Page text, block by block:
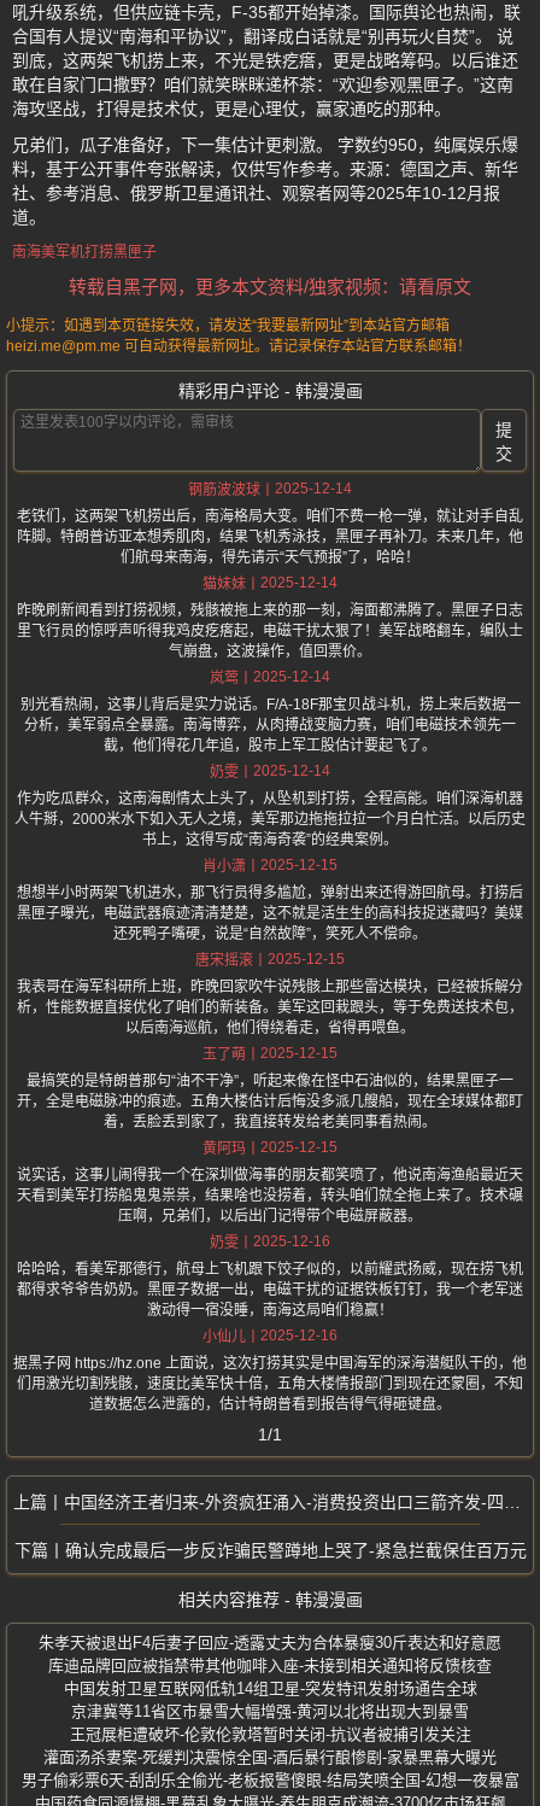
吼升级系统，但供应链卡壳，F-35都开始掉漆。国际舆论也热闹，联
合国有人提议“南海和平协议”，翻译成白话就是“别再玩火自焚”。 说
到底，这两架飞机捞上来，不光是铁疙瘩，更是战略筹码。以后谁还
敢在自家门口撒野？咱们就笑眯眯递杯茶：“欢迎参观黑匣子。”这南
海攻坚战，打得是技术仗，更是心理仗，赢家通吃的那种。
兄弟们，瓜子准备好，下一集估计更刺激。 字数约950，纯属娱乐爆
料，基于公开事件夸张解读，仅供写作参考。来源：德国之声、新华
社、参考消息、俄罗斯卫星通讯社、观察者网等2025年10-12月报
道。
南海美军机打捞黑匣子
转载自黑子网，更多本文资料/独家视频：请看原文
小提示：如遇到本页链接失效，请发送“我要最新网址”到本站官方邮箱
heizi.me@pm.me 可自动获得最新网址。请记录保存本站官方联系邮箱！
精彩用户评论 - 韩漫漫画
提
交
钢筋波波球
2025-12-14
老铁们，这两架飞机捞出后，南海格局大变。咱们不费一枪一弹，就让对手自乱
阵脚。特朗普访亚本想秀肌肉，结果飞机秀泳技，黑匣子再补刀。未来几年，他
们航母来南海，得先请示“天气预报”了，哈哈！
猫妹妹
2025-12-14
昨晚刷新闻看到打捞视频，残骸被拖上来的那一刻，海面都沸腾了。黑匣子日志
里飞行员的惊呼声听得我鸡皮疙瘩起，电磁干扰太狠了！美军战略翻车，编队士
气崩盘，这波操作，值回票价。
岚莺
2025-12-14
别光看热闹，这事儿背后是实力说话。F/A-18F那宝贝战斗机，捞上来后数据一
分析，美军弱点全暴露。南海博弈，从肉搏战变脑力赛，咱们电磁技术领先一
截，他们得花几年追，股市上军工股估计要起飞了。
奶雯
2025-12-14
作为吃瓜群众，这南海剧情太上头了，从坠机到打捞，全程高能。咱们深海机器
人牛掰，2000米水下如入无人之境，美军那边拖拖拉拉一个月白忙活。以后历史
书上，这得写成“南海奇袭”的经典案例。
肖小潇
2025-12-15
想想半小时两架飞机进水，那飞行员得多尴尬，弹射出来还得游回航母。打捞后
黑匣子曝光，电磁武器痕迹清清楚楚，这不就是活生生的高科技捉迷藏吗？美媒
还死鸭子嘴硬，说是“自然故障”，笑死人不偿命。
唐宋摇滚
2025-12-15
我表哥在海军科研所上班，昨晚回家吹牛说残骸上那些雷达模块，已经被拆解分
析，性能数据直接优化了咱们的新装备。美军这回栽跟头，等于免费送技术包，
以后南海巡航，他们得绕着走，省得再喂鱼。
玉了萌
2025-12-15
最搞笑的是特朗普那句“油不干净”，听起来像在怪中石油似的，结果黑匣子一
开，全是电磁脉冲的痕迹。五角大楼估计后悔没多派几艘船，现在全球媒体都盯
着，丢脸丢到家了，我直接转发给老美同事看热闹。
黄阿玛
2025-12-15
说实话，这事儿闹得我一个在深圳做海事的朋友都笑喷了，他说南海渔船最近天
天看到美军打捞船鬼鬼祟祟，结果啥也没捞着，转头咱们就全拖上来了。技术碾
压啊，兄弟们，以后出门记得带个电磁屏蔽器。
奶雯
2025-12-16
哈哈哈，看美军那德行，航母上飞机跟下饺子似的，以前耀武扬威，现在捞飞机
都得求爷爷告奶奶。黑匣子数据一出，电磁干扰的证据铁板钉钉，我一个老军迷
激动得一宿没睡，南海这局咱们稳赢！
小仙儿
2025-12-16
据黑子网 https://hz.one 上面说，这次打捞其实是中国海军的深海潜艇队干的，他
们用激光切割残骸，速度比美军快十倍，五角大楼情报部门到现在还蒙圈，不知
道数据怎么泄露的，估计特朗普看到报告得气得砸键盘。
1/1
中国经济王者归来-外资疯狂涌入-消费投资出口三箭齐发-四季度数据炸裂
确认完成最后一步反诈骗民警蹲地上哭了-紧急拦截保住百万元
相关内容推荐 - 韩漫漫画
朱孝天被退出F4后妻子回应-透露丈夫为合体暴瘦30斤表达和好意愿
库迪品牌回应被指禁带其他咖啡入座-未接到相关通知将反馈核查
中国发射卫星互联网低轨14组卫星-突发特讯发射场通告全球
京津冀等11省区市暴雪大幅增强-黄河以北将出现大到暴雪
王冠展柜遭破坏-伦敦伦敦塔暂时关闭-抗议者被捕引发关注
灌面汤杀妻案-死缓判决震惊全国-酒后暴行酿惨剧-家暴黑幕大曝光
男子偷彩票6天-刮刮乐全偷光-老板报警傻眼-结局笑喷全国-幻想一夜暴富